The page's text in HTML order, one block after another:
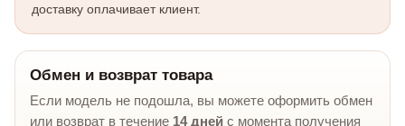
доставку оплачивает клиент.
Обмен и возврат товара
Если модель не подошла, вы можете оформить обмен
или возврат в течение 14 дней с момента получения